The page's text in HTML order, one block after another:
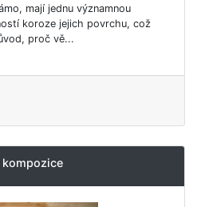
mají jednu významnou
koroze jejich povrchu, což
proč vě...